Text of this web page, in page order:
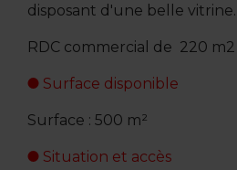
disposant d'une belle vitrine.
RDC commercial de 220 m2
Surface disponible
Surface : 500 m²
Situation et accès